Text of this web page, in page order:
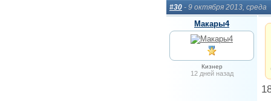
#30 - 9 октября 2013, среда
Макары4
Кизнер
12 дней назад